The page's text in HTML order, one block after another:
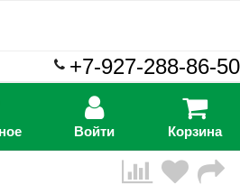
+7-927-288-86-50
Войти Корзина